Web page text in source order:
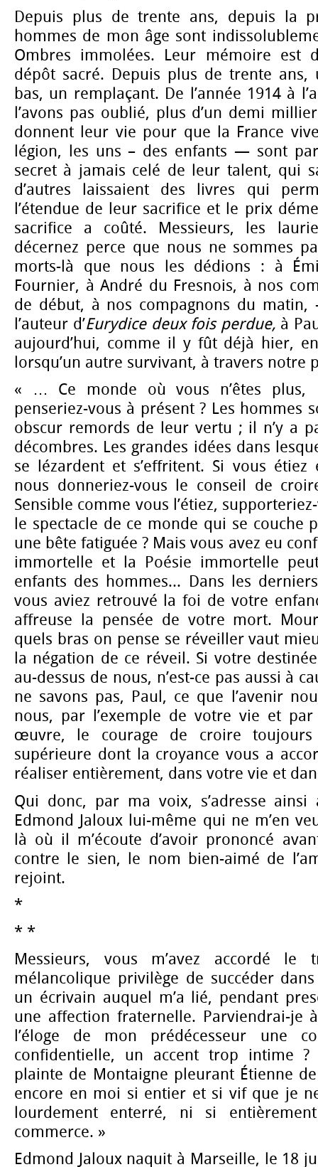
Depuis plus de trente ans, depuis la
hommes de mon âge sont
Ombres immolées. Leur mémoire est
dépôt sacré. Depuis plus de trente ans,
bas, un remplaçant. De l’année 1914 à
l’avons pas oublié, plus d’un demi
donnent leur vie pour que la France
légion, les uns – des enfants — sont
secret à jamais celé de leur talent, qui
d’autres laissaient des livres qui
l’étendue de leur sacrifice et le prix
sacrifice a coûté. Messieurs, les
décernez perce que nous ne sommes
morts-là que nous les dédions : à
Fournier, à André du Fresnois, à nos
de début, à nos compagnons du
l’auteur d’Eurydice deux fois perdue, à
aujourd’hui, comme il y fût déjà hier,
lorsqu’un autre survivant, à travers notre
« … Ce monde où vous n’êtes plus,
penseriez-vous à présent ? Les hommes
obscur remords de leur vertu ; il n’y a
décombres. Les grandes idées dans
se lézardent et s’effritent. Si vous
nous donneriez-vous le conseil de
Sensible comme vous l’étiez,
le spectacle de ce monde qui se couche
une bête fatiguée ? Mais vous avez eu
immortelle et la Poésie immortelle
enfants des hommes... Dans les
vous aviez retrouvé la foi de votre
affreuse la pensée de votre mort.
quels bras on pense se réveiller vaut
la négation de ce réveil. Si votre
au-dessus de nous, n’est-ce pas aussi à
ne savons pas, Paul, ce que l’avenir
nous, par l’exemple de votre vie et
œuvre, le courage de croire
supérieure dont la croyance vous a
réaliser entièrement, dans votre vie et
Qui donc, par ma voix, s’adresse
Edmond Jaloux lui-même qui ne m’en
là où il m’écoute d’avoir prononcé
contre le sien, le nom bien-aimé de
rejoint.
*
* *
Messieurs, vous m’avez accordé
mélancolique privilège de succéder
un écrivain auquel m’a lié, pendant
une affection fraternelle. Parviendrai-je
l’éloge de mon prédécesseur une
confidentielle, un accent trop intime
plainte de Montaigne pleurant Étienne
encore en moi si entier et si vif que je
lourdement enterré, ni si
commerce. »
Edmond Jaloux naquit à Marseille, le 18